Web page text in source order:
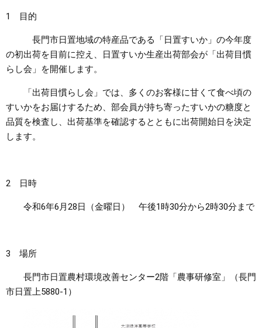
県政情報
1 目的
長門市日置地域の特産品である「日置すいか」の今年度
の初出荷を目前に控え、日置すいか生産出荷部会が「出荷目慣
らし会」を開催します。
「出荷目慣らし会」では、多くのお客様に甘くて食べ頃の
すいかをお届けするため、部会員が持ち寄ったすいかの糖度と
品質を検査し、出荷基準を確認するとともに出荷開始日を決定
します。
2 日時
令和6年6月28日（金曜日） 午後1時30分から2時30分まで
3 場所
長門市日置農村環境改善センター2階「農事研修室」（長門
市日置上5880-1）